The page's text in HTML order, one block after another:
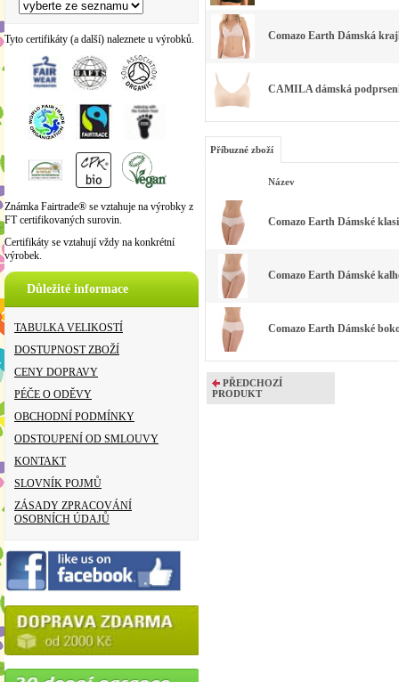
Tyto certifikáty (a další) naleznete u výrobků.
Známka Fairtrade® se vztahuje na výrobky z
FT certifikovaných surovin.
Certifikáty se vztahují vždy na konkrétní
výrobek.
Důležité informace
TABULKA VELIKOSTÍ
DOSTUPNOST ZBOŽÍ
CENY DOPRAVY
PÉČE O ODĚVY
OBCHODNÍ PODMÍNKY
ODSTOUPENÍ OD SMLOUVY
KONTAKT
SLOVNÍK POJMŮ
ZÁSADY ZPRACOVÁNÍ
OSOBNÍCH ÚDAJŮ
Comazo Earth Dámská
CAMILA dámská
Příbuzné zboží
Název
Comazo Earth Dámské
Comazo Earth Dámské
Comazo Earth Dámské
PŘEDCHOZÍ
PRODUKT